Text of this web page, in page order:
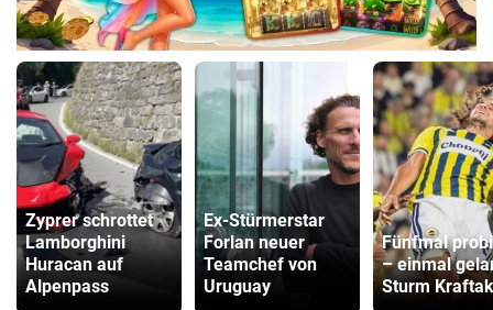
Zyprer schrottet
Lamborghini
Huracan auf
Alpenpass
Ex-Stürmerstar
Forlan neuer
Teamchef von
Uruguay
Fünfmal
– einmal
Sturm